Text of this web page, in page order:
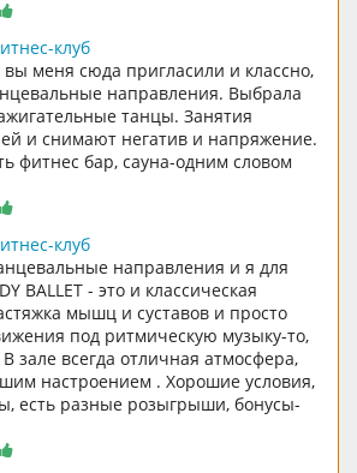
клуб
вы меня сюда пригласили и классно,
направления. Выбрала
танцы. Занятия
и снимают негатив и напряжение.
фитнес бар, сауна-одним словом
клуб
направления и я для
BALLET - это и классическая
мышц и суставов и просто
под ритмическую музыку-то,
зале всегда отличная атмосфера,
настроением . Хорошие условия,
есть разные розыгрыши, бонусы-